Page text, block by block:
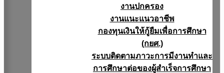
งานปกครอง
งานแนะแนวอาชีพ
กองทุนเงินให้กู้ยืมเพื่อการศึกษา
(กยศ.)
ระบบติดตามภาวะการมีงานทำและ
การศึกษาต่อของผู้สำเร็จการศึกษา